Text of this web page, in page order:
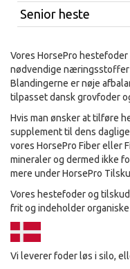
Senior heste
Vores HorsePro
nødvendige
Blandingerne er nøje
tilpasset dansk grovfoder
Hvis man ønsker at tilføre
supplement til dens
vores HorsePro Fiber eller
mineraler og dermed ikke
mere under HorsePro
Vores hestefoder og
frit og indeholder
Vi leverer foder løs i silo,